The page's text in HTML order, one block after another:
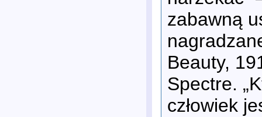
zabawną
Beauty,
Spectre.
człowiek